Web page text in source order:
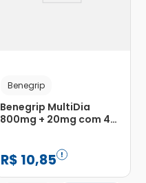
Benegrip
Benegrip MultiDia
800mg + 20mg com 4
R$ 10,85